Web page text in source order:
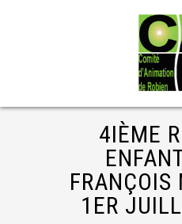
4IÈME
FRANÇOIS
1ER